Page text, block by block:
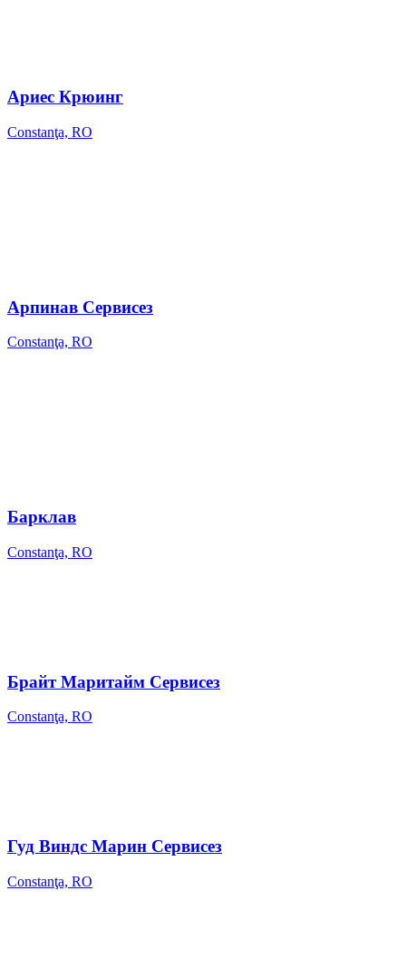
Ариес Крюинг
Constanţa, RO
Арпинав Сервисез
Constanţa, RO
Барклав
Constanţa, RO
Брайт Маритайм Сервисез
Constanţa, RO
Гуд Виндс Марин Сервисез
Constanţa, RO